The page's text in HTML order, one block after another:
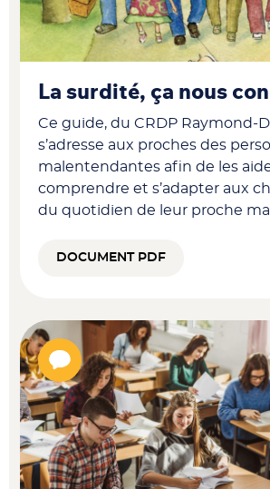
La surdité, ça nous
Ce guide, du CRDP Raymond-
s’adresse aux proches des
malentendantes afin de les
comprendre et s’adapter aux
du quotidien de leur proche
DOCUMENT PDF